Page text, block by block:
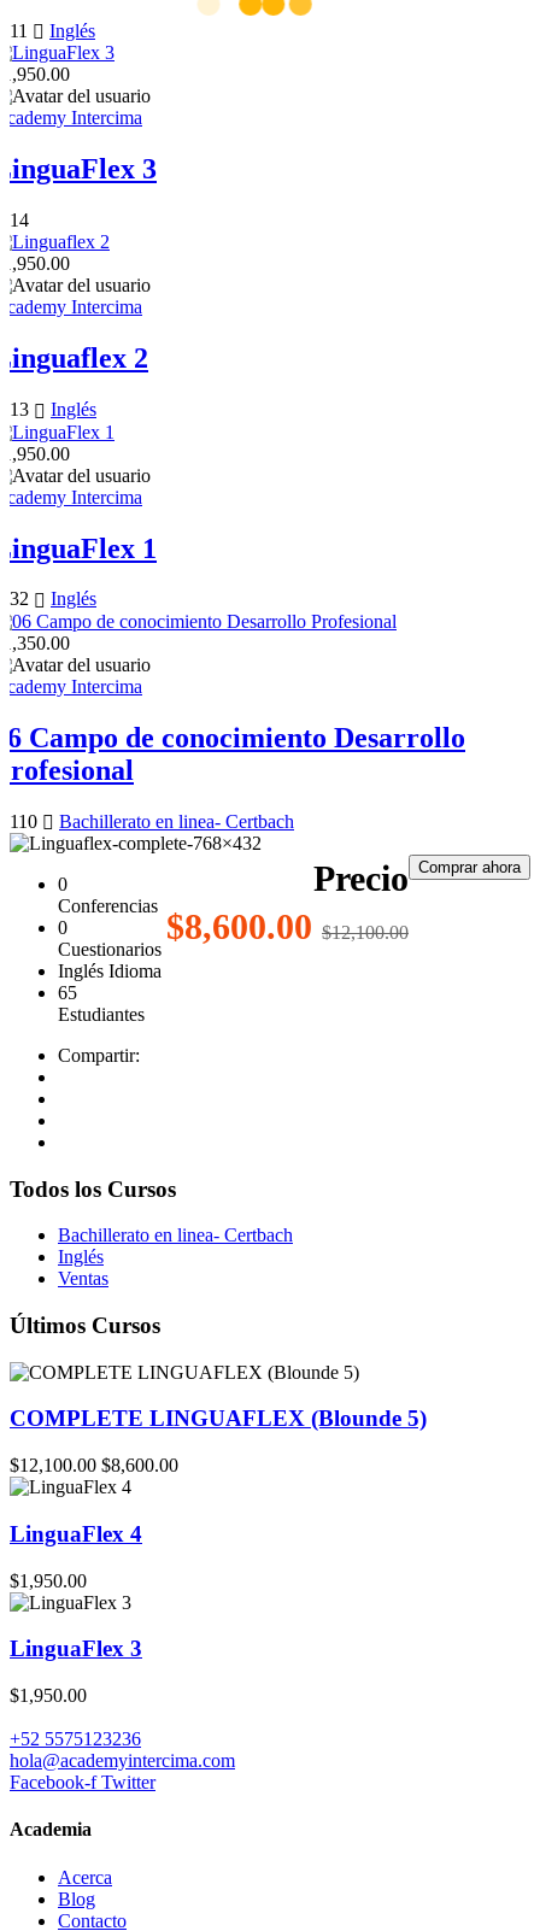
11 Inglés
Intercima
3
14
Intercima
2
13 Inglés
Intercima
1
32 Inglés
Intercima
Campo de conocimiento Desarrollo
110 Bachillerato en linea- Certbach
Precio
$8,600.00 $12,100.00
Comprar ahora
0
Conferencias
0
Cuestionarios
Inglés Idioma
65
Estudiantes
Compartir:
Todos los Cursos
Bachillerato en linea- Certbach
Inglés
Ventas
Últimos Cursos
COMPLETE LINGUAFLEX (Blounde 5)
$12,100.00 $8,600.00
LinguaFlex 4
$1,950.00
LinguaFlex 3
$1,950.00
+52 5575123236
hola@academyintercima.com
Facebook-f Twitter
Academia
Acerca
Blog
Contacto